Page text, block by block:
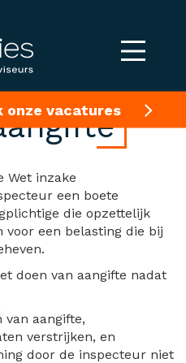
onze vacatures
niet
Wet inzake
een boete
die opzettelijk
voor een belasting die bij
doen van aangifte nadat
aangifte,
verstrijken, en
door de inspecteur niet